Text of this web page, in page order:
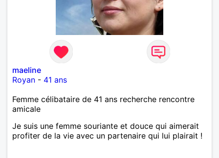
maeline
Royan - 41 ans
Femme célibataire de 41 ans recherche rencontre
amicale
Je suis une femme souriante et douce qui aimerait
profiter de la vie avec un partenaire qui lui plairait !